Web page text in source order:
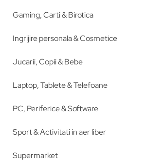
Gaming, Carti & Birotica
Ingrijire personala & Cosmetice
Jucarii, Copii & Bebe
Laptop, Tablete & Telefoane
PC, Periferice & Software
Sport & Activitati in aer liber
Supermarket